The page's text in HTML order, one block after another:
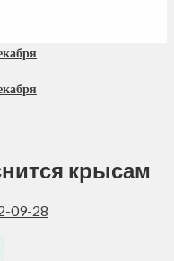
крысам
09-28